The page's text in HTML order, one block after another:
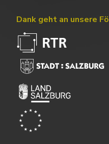
Dank geht an unsere